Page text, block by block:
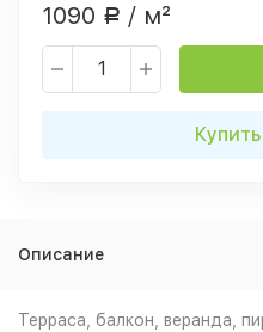
1090 Р / м²
Описание
Терраса, балкон, веранда,